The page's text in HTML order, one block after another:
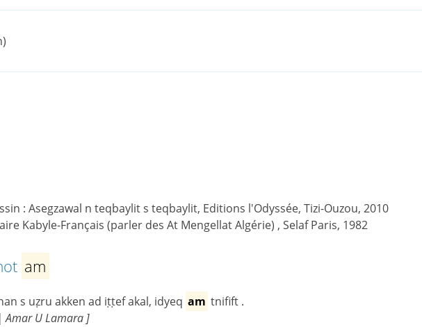
: Asegzawal n teqbaylit s teqbaylit, Editions l'Odyssée, Tizi-Ouzou, 2010
Kabyle-Français (parler des At Mengellat Algérie) , Selaf Paris, 1982
am
s uẓru akken ad iṭṭef akal, idyeq am tnifift .
U Lamara ]